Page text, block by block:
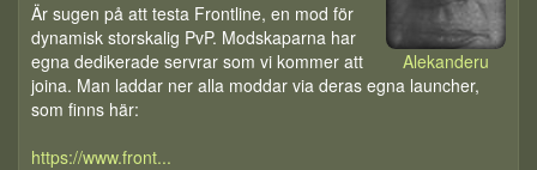
Alekanderu
Är sugen på att testa Frontline, en mod för
dynamisk storskalig PvP. Modskaparna har
egna dedikerade servrar som vi kommer att
joina. Man laddar ner alla moddar via deras egna launcher,
som finns här:
https://www.front...